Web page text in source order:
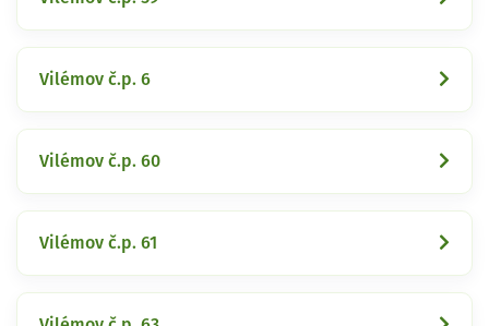
Vilémov č.p. 6
Vilémov č.p. 60
Vilémov č.p. 61